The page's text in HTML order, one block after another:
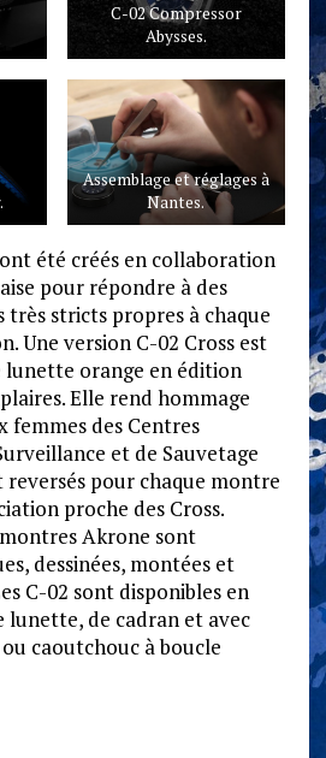
C-02 Compressor
Abysses.
Assemblage et réglages à
Nantes.
été créés en collaboration
pour répondre à des
très stricts propres à chaque
Une version C-02 Cross est
lunette orange en édition
Elle rend hommage
femmes des Centres
et de Sauvetage
reversés pour chaque montre
proche des Cross.
Akrone sont
dessinées, montées et
C-02 sont disponibles en
lunette, de cadran et avec
caoutchouc à boucle